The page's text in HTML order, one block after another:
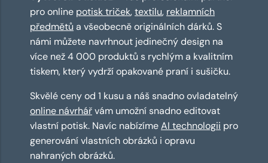
pro online potisk triček,textilu, reklamních
předmětů a všeobecně originálních dárků. S
námi můžete navrhnout jedinečný design na
více než 4 000 produktů s rychlým a kvalitním
tiskem, který vydrží opakované praní i sušičku.
Skvělé ceny od 1 kusu a náš snadno ovladatelný
online návrhářvám umožní snadno editovat
vlastní potisk. Navíc nabízímeAI technologii pro
generování vlastních obrázků i opravu
nahraných obrázků.